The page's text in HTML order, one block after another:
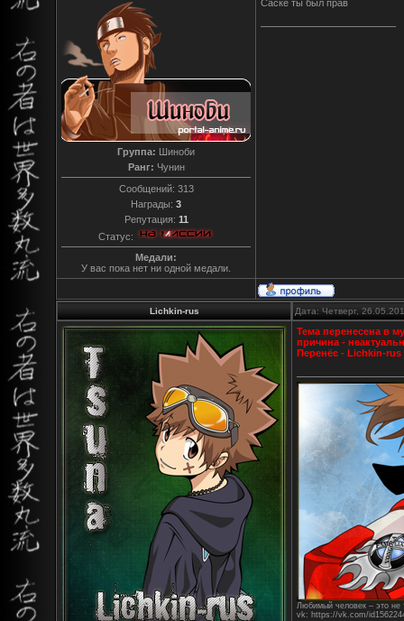
Группа: Шиноби
Ранг: Чунин
Сообщений: 313
Награды: 3
Репутация: 11
Статус:
Медали:
У вас пока нет ни одной медали.
Саске ты был прав
Lichkin-rus Дата: Четверг,
Тема перенесена в
причина -
Перенёс - Lichkin-rus
Любимый человек – это не
vk: https://vk.com/